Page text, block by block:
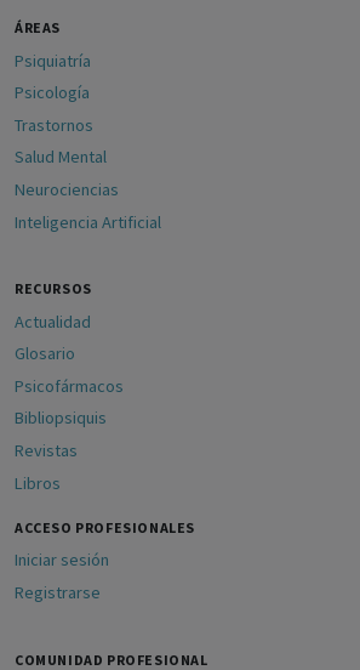
ÁREAS
Psiquiatría
Psicología
Trastornos
Salud Mental
Neurociencias
Inteligencia Artificial
RECURSOS
Actualidad
Glosario
Psicofármacos
Bibliopsiquis
Revistas
Libros
ACCESO PROFESIONALES
Iniciar sesión
Registrarse
COMUNIDAD PROFESIONAL